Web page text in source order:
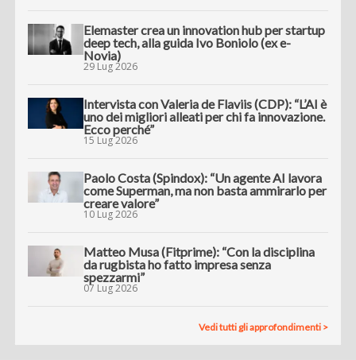
Elemaster crea un innovation hub per startup
deep tech, alla guida Ivo Boniolo (ex e-
Novia)
29 Lug 2026
Intervista con Valeria de Flaviis (CDP): “L’AI è
uno dei migliori alleati per chi fa innovazione.
Ecco perché”
15 Lug 2026
Paolo Costa (Spindox): “Un agente AI lavora
come Superman, ma non basta ammirarlo per
creare valore”
10 Lug 2026
Matteo Musa (Fitprime): “Con la disciplina
da rugbista ho fatto impresa senza
spezzarmi”
07 Lug 2026
Vedi tutti gli approfondimenti >